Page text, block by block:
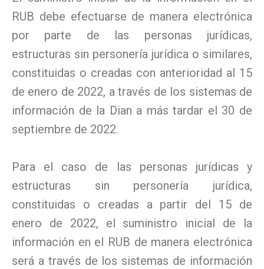
RUB debe efectuarse de manera electrónica
por parte de las personas jurídicas,
estructuras sin personería jurídica o similares,
constituidas o creadas con anterioridad al 15
de enero de 2022, a través de los sistemas de
información de la Dian a más tardar el 30 de
septiembre de 2022.
Para el caso de las personas jurídicas y
estructuras sin personería jurídica,
constituidas o creadas a partir del 15 de
enero de 2022, el suministro inicial de la
información en el RUB de manera electrónica
será a través de los sistemas de información